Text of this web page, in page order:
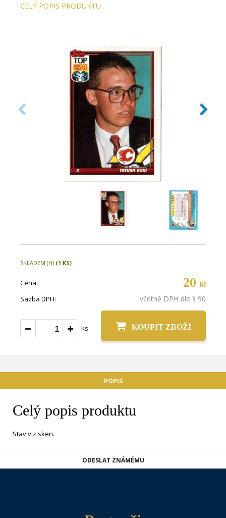
CELÝ POPIS PRODUKTU
SKLADEM (H) (1 KS)
Cena: 20 Kč
Sazba DPH: včetně DPH dle § 90
ks KOUPIT ZBOŽÍ
POPIS
Celý popis produktu
Stav viz sken.
ODESLAT ZNÁMÉMU